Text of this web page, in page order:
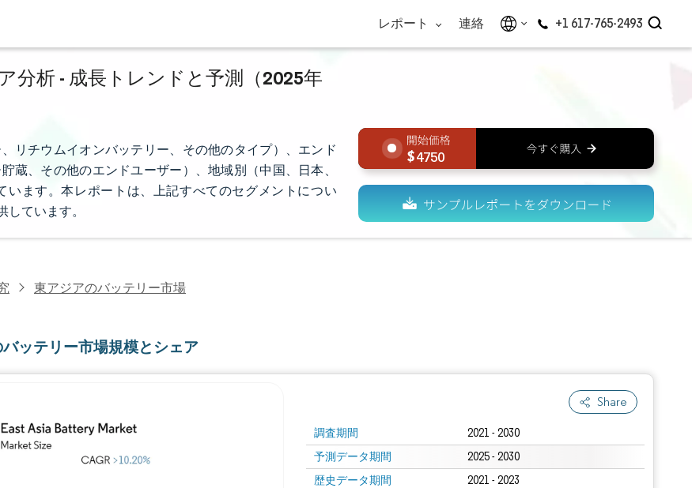
レポート 連絡 +1 617-765-2493
分析 - 成長トレンドと予測（2025年
リチウムイオンバッテリー、その他のタイプ）、エンド
蔵、その他のエンドユーザー）、地域別（中国、日本、
ます。本レポートは、上記すべてのセグメントについ
ています。
4750
東アジアのバッテリー市場
ッテリー市場規模とシェア
Share
調査期間 2021 - 2030
予測データ期間 2025 - 2030
歴史データ期間 2021 - 2023